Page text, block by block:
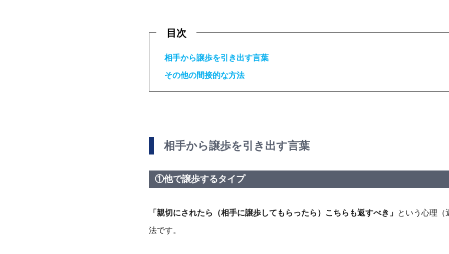
目次
相手から譲歩を引き出す言葉
その他の間接的な方法
相手から譲歩を引き出す言葉
①他で譲歩するタイプ
「親切にされたら（相手に譲歩してもらったら）こちらも返すべき」 という心理（
法です。